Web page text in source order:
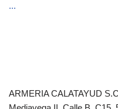
...
ARMERIA CALATAYUD